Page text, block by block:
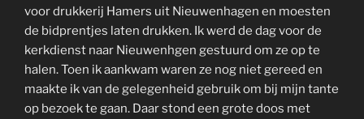
voor drukkerij Hamers uit Nieuwenhagen en moesten
de bidprentjes laten drukken. Ik werd de dag voor de
kerkdienst naar Nieuwenhgen gestuurd om ze op te
halen. Toen ik aankwam waren ze nog niet gereed en
maakte ik van de gelegenheid gebruik om bij mijn tante
op bezoek te gaan. Daar stond een grote doos met